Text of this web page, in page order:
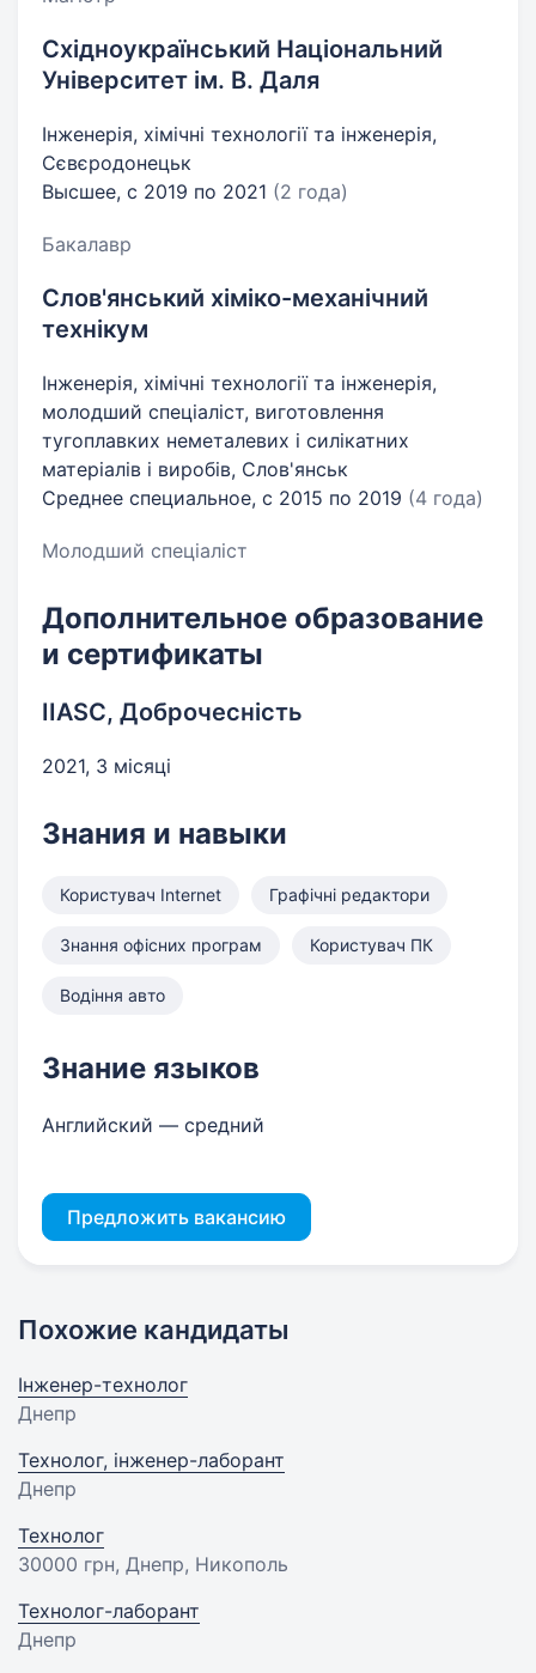
Східноукраїнський Національний
Університет ім. В. Даля
Інженерія, хімічні технології та інженерія,
Сєвєродонецьк
Высшее, с 2019 по 2021 (2 года)
Бакалавр
Слов'янський хіміко-механічний
технікум
Інженерія, хімічні технології та інженерія,
молодший спеціаліст, виготовлення
тугоплавких неметалевих і силікатних
матеріалів і виробів, Слов'янськ
Среднее специальное, с 2015 по 2019 (4 года)
Молодший спеціаліст
Дополнительное образование
и сертификаты
IIASC, Доброчесність
2021, 3 місяці
Знания и навыки
Користувач Internet Графічні редактори
Знання офісних програм Користувач ПК
Водіння авто
Знание языков
Английский — средний
Предложить вакансию
Похожие кандидаты
Інженер-технолог
Днепр
Технолог, інженер-лаборант
Днепр
Технолог
30000 грн, Днепр, Никополь
Технолог-лаборант
Днепр